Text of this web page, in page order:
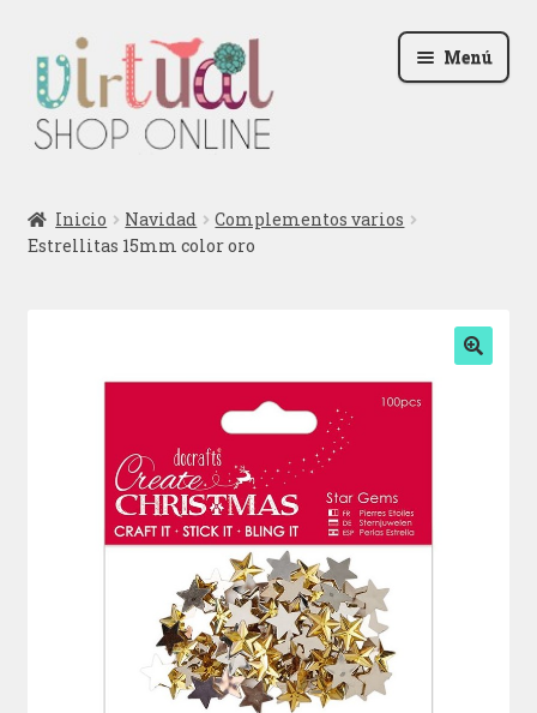
la
navegación
al
contenido
Menú
Podcast
Inicio Navidad
Complementos varios
Estrellitas 15mm color oro